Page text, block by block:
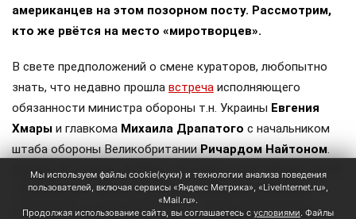
американцев на этом позорном посту. Рассмотрим,
кто же рвётся на место «миротворцев».
В свете предположений о смене кураторов, любопытно
знать, что недавно прошла встреча исполняющего
обязанности министра обороны т.н. Украины Евгения
Хмары и главкома Михаила Драпатого с начальником
штаба обороны ВеликобританииРичардом Найтоном.
Авторы ТГ-канала «Рыбарь» уточняют, что главной темой
обсуждения «стало возможное участие британцев в
антибаллистических проектах, а также поставки ракет
Мы используем файлы cookie(куки) и технологии анализа поведения
пользователей, включая сервисы «Яндекс Метрика», «LiveInternet.ru»,
«Mail.ru».
Продолжая использование сайта, вы соглашаетесь с условиями. Файлы